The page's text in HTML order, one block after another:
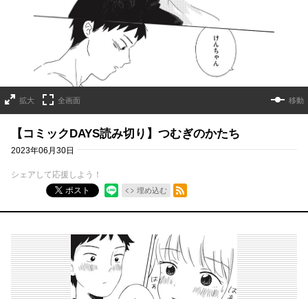
拡大 全画面 移動
【コミックDAYS読み切り】つむぎのかたち
2023年06月30日
シェアして応援しよう！
ポスト
埋め込む
RSSフィード